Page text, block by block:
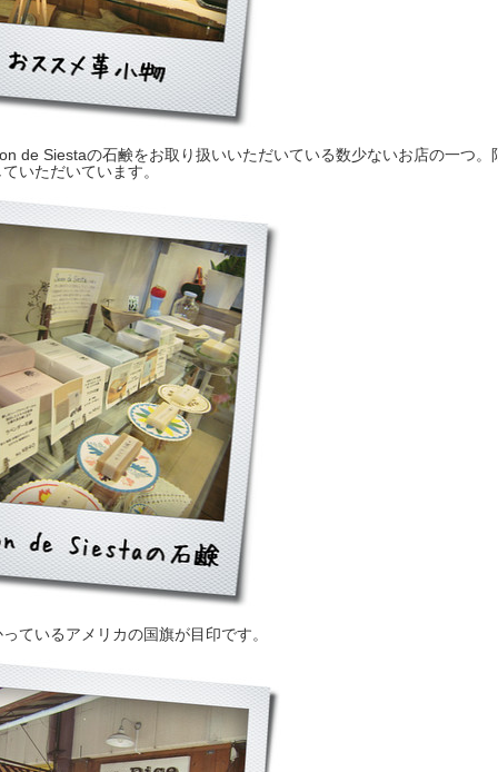
de Siestaの石鹸をお取り扱いいただいている数少ないお店の一つ。
いただいています。
ているアメリカの国旗が目印です。